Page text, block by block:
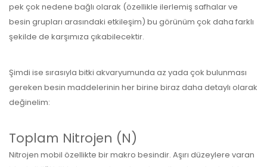
pek çok nedene bağlı olarak (özellikle ilerlemiş safhalar ve
besin grupları arasındaki etkileşim) bu görünüm çok daha farklı
şekilde de karşımıza çıkabilecektir.
Şimdi ise sırasıyla bitki akvaryumunda az yada çok bulunması
gereken besin maddelerinin her birine biraz daha detaylı olarak
değinelim:
Toplam Nitrojen (N)
Nitrojen mobil özellikte bir makro besindir. Aşırı düzeylere varan